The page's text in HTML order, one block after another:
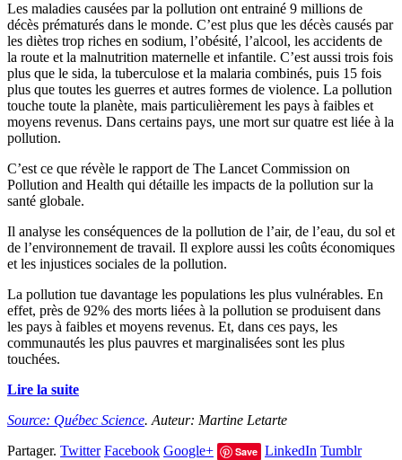
Les maladies causées par la pollution ont entrainé 9 millions de
décès prématurés dans le monde. C’est plus que les décès causés par
les diètes trop riches en sodium, l’obésité, l’alcool, les accidents de
la route et la malnutrition maternelle et infantile. C’est aussi trois fois
plus que le sida, la tuberculose et la malaria combinés, puis 15 fois
plus que toutes les guerres et autres formes de violence. La pollution
touche toute la planète, mais particulièrement les pays à faibles et
moyens revenus. Dans certains pays, une mort sur quatre est liée à la
pollution.
C’est ce que révèle le rapport de The Lancet Commission on
Pollution and Health qui détaille les impacts de la pollution sur la
santé globale.
Il analyse les conséquences de la pollution de l’air, de l’eau, du sol et
de l’environnement de travail. Il explore aussi les coûts économiques
et les injustices sociales de la pollution.
La pollution tue davantage les populations les plus vulnérables. En
effet, près de 92% des morts liées à la pollution se produisent dans
les pays à faibles et moyens revenus. Et, dans ces pays, les
communautés les plus pauvres et marginalisées sont les plus
touchées.
Lire la suite
Source: Québec Science. Auteur: Martine Letarte
Partager. Twitter Facebook Google+ Save LinkedIn Tumblr